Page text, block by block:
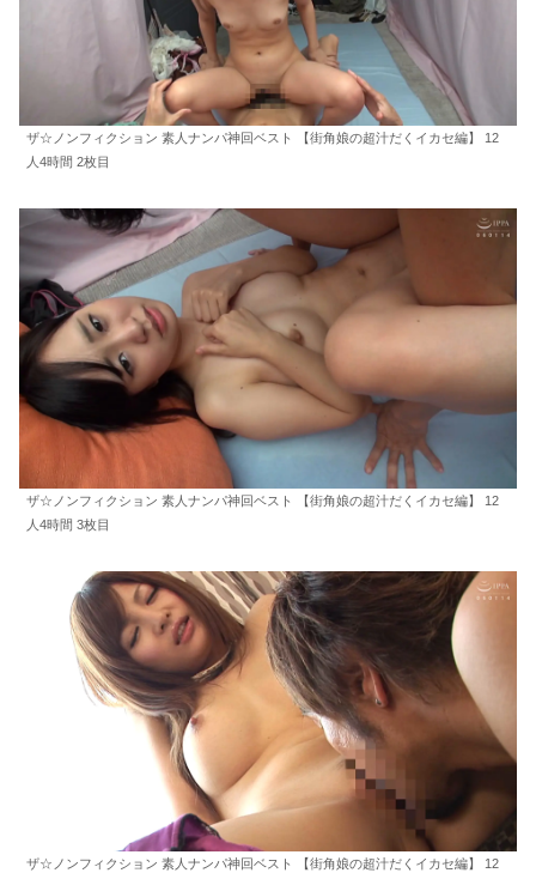
ザ☆ノンフィクション 素人ナンパ神回ベスト 【街角娘の超汁だくイカセ編】 12
人4時間 2枚目
ザ☆ノンフィクション 素人ナンパ神回ベスト 【街角娘の超汁だくイカセ編】 12
人4時間 3枚目
ザ☆ノンフィクション 素人ナンパ神回ベスト 【街角娘の超汁だくイカセ編】 12